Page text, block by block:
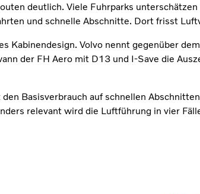
deutlich. Viele Fuhrparks
und schnelle Abschnitte. Dort frisst
Volvo nennt gegenüber
der FH Aero mit D13 und I-Save die
Basisverbrauch auf schnellen
relevant wird die Luftführung in vier